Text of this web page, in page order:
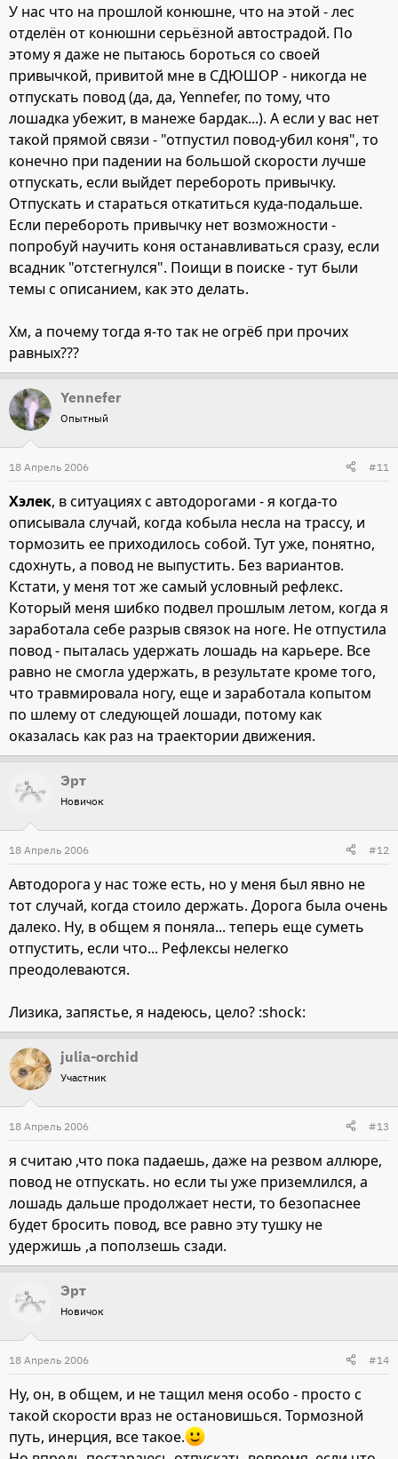
У нас что на прошлой конюшне, что на этой - лес
отделён от конюшни серьёзной автострадой. По
этому я даже не пытаюсь бороться со своей
привычкой, привитой мне в СДЮШОР - никогда не
отпускать повод (да, да, Yennefer, по тому, что
лошадка убежит, в манеже бардак...). А если у вас нет
такой прямой связи - "отпустил повод-убил коня", то
конечно при падении на большой скорости лучше
отпускать, если выйдет перебороть привычку.
Отпускать и стараться откатиться куда-подальше.
Если перебороть привычку нет возможности -
попробуй научить коня останавливаться сразу, если
всадник "отстегнулся". Поищи в поиске - тут были
темы с описанием, как это делать.
Хм, а почему тогда я-то так не огрёб при прочих
равных???
Yennefer
Опытный
18 Апрель 2006 #11
Хэлек, в ситуациях с автодорогами - я когда-то
описывала случай, когда кобыла несла на трассу, и
тормозить ее приходилось собой. Тут уже, понятно,
сдохнуть, а повод не выпустить. Без вариантов.
Кстати, у меня тот же самый условный рефлекс.
Который меня шибко подвел прошлым летом, когда я
заработала себе разрыв связок на ноге. Не отпустила
повод - пыталась удержать лошадь на карьере. Все
равно не смогла удержать, в результате кроме того,
что травмировала ногу, еще и заработала копытом
по шлему от следующей лошади, потому как
оказалась как раз на траектории движения.
Эрт
Новичок
18 Апрель 2006 #12
Автодорога у нас тоже есть, но у меня был явно не
тот случай, когда стоило держать. Дорога была очень
далеко. Ну, в общем я поняла... теперь еще суметь
отпустить, если что... Рефлексы нелегко
преодолеваются.
Лизика, запястье, я надеюсь, цело? :shock:
julia-orchid
Участник
18 Апрель 2006 #13
я считаю ,что пока падаешь, даже на резвом аллюре,
повод не отпускать. но если ты уже приземлился, а
лошадь дальше продолжает нести, то безопаснее
будет бросить повод, все равно эту тушку не
удержишь ,а поползешь сзади.
Эрт
Новичок
18 Апрель 2006 #14
Ну, он, в общем, и не тащил меня особо - просто с
такой скорости враз не остановишься. Тормозной
путь, инерция, все такое.